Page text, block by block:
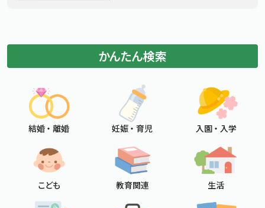
かんたん検索
結婚 ・ 離婚 妊娠 ・ 育児 入園 ・ 入学
こども 教育関連 生活